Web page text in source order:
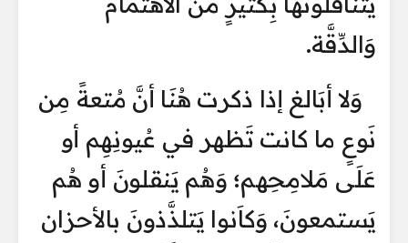
وَالدِّقَّة.
وَلا أبَالغ إذا ذكرت هُنَا أنَّ مُتعةً مِن
نَوعٍ ما كانت تَظهر في عُيونِهِم أو
عَلَى مَلامِحِهم؛ وَهُم يَنقلونَ أو هُم
يَستمعونَ، وَكاَنوا يَتلذَّذونَ بالأحزان